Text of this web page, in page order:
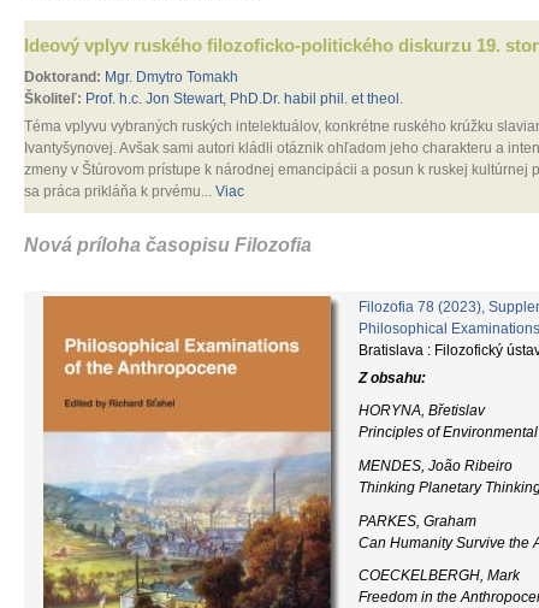
Ideový vplyv ruského filozoficko-politického diskurzu 19.
Doktorand: Mgr. Dmytro Tomakh
Školiteľ: Prof. h.c. Jon Stewart, PhD.Dr. habil phil. et theol.
Téma vplyvu vybraných ruských intelektuálov, konkrétne ruského krúžku
Ivantyšynovej. Avšak sami autori kládli otáznik ohľadom jeho charakteru a
zmeny v Štúrovom prístupe k národnej emancipácii a posun k ruskej
sa práca prikláňa k prvému... Viac
Nová príloha časopisu Filozofia
Filozofia 78 (2023),
Philosophical
Bratislava : Filozofický
Z obsahu:
HORYNA, Břetislav
Principles of
MENDES, João Ribeiro
Thinking Planetary
PARKES, Graham
Can Humanity Survive the
COECKELBERGH, Mark
Freedom in the